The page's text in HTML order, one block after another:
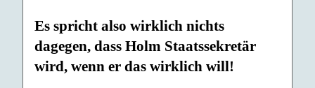
Es spricht also wirklich nichts
dagegen, dass Holm Staatssekretär
wird, wenn er das wirklich will!